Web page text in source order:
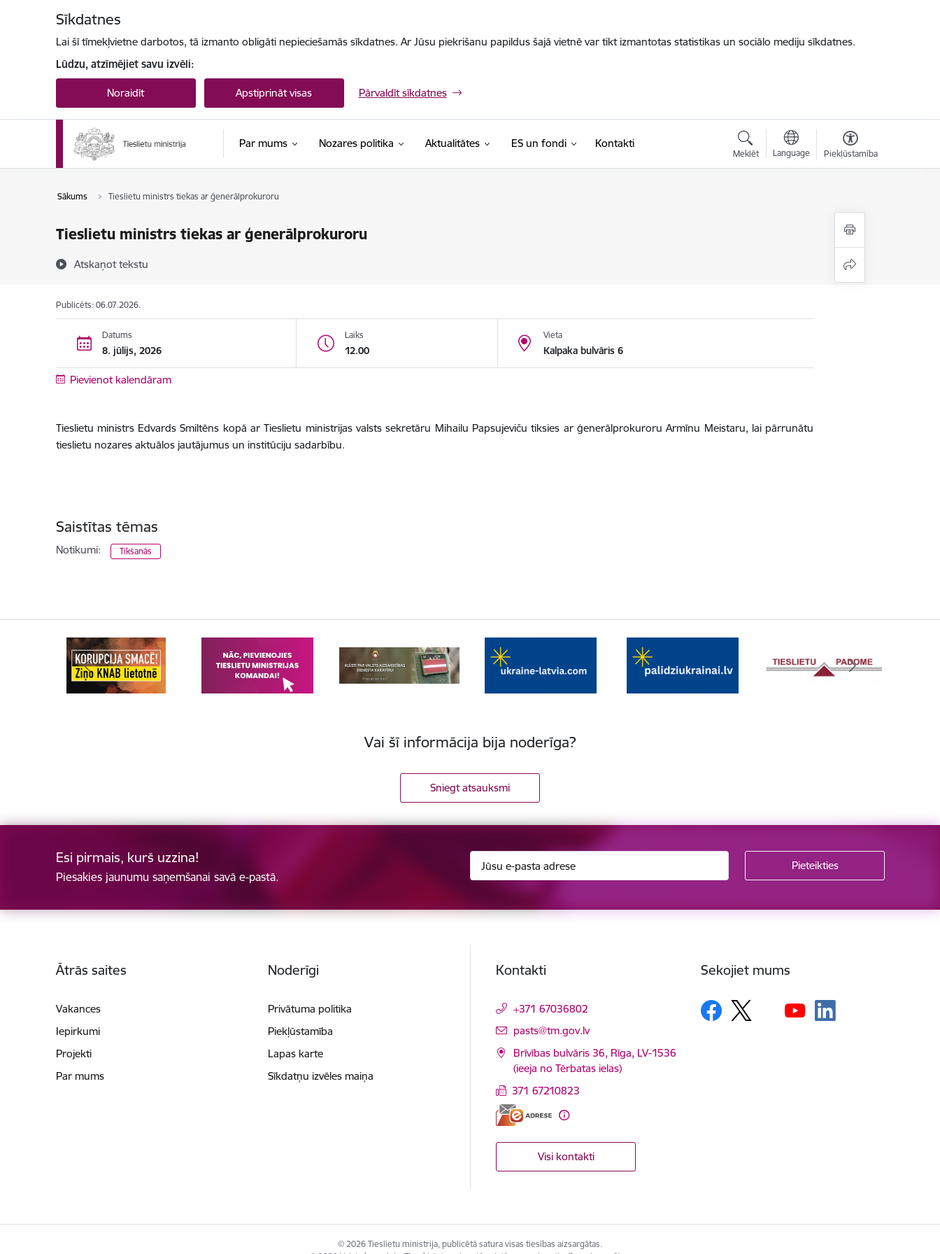
Sīkdatnes
Lai šī tīmekļvietne darbotos, tā izmanto obligāti nepieciešamās sīkdatnes. Ar Jūsu piekrišanu papildus šajā vietnē var tikt izmantotas statistikas un sociālo mediju sīkdatnes.
Lūdzu, atzīmējiet savu izvēli:
Noraidīt Apstiprināt visas Pārvaldīt sīkdatnes
Par mums Nozares politika Aktualitātes ES un fondi Kontakti
Meklēt Language Piekļūstamība
Sākums Tieslietu ministrs tiekas ar ģenerālprokuroru
Tieslietu ministrs tiekas ar ģenerālprokuroru
Atskaņot tekstu
Publicēts: 06.07.2026.
Datums
8. jūlijs, 2026
Laiks
12.00
Vieta
Kalpaka bulvāris 6
Pievienot kalendāram
Tieslietu ministrs Edvards Smiltēns kopā ar Tieslietu ministrijas valsts sekretāru Mihailu Papsujeviču tiksies ar ģenerālprokuroru Armīnu Meistaru, lai pārrunātu
tieslietu nozares aktuālos jautājumus un institūciju sadarbību.
Saistītas tēmas
Notikumi: Tikšanās
Vai šī informācija bija noderīga?
Sniegt atsauksmi
Esi pirmais, kurš uzzina!
Piesakies jaunumu saņemšanai savā e-pastā.
Ātrās saites
Vakances
Iepirkumi
Projekti
Par mums
Noderīgi
Privātuma politika
Piekļūstamība
Lapas karte
Sīkdatņu izvēles maiņa
Kontakti
+371 67036802
E-pasts:
pasts@tm.gov.lv
Brīvības bulvāris 36, Rīga, LV-1536
(ieeja no Tērbatas ielas)
371 67210823
Visi kontakti
Sekojiet mums
© 2026 Tieslietu ministrija, publicētā satura visas tiesības aizsargātas.